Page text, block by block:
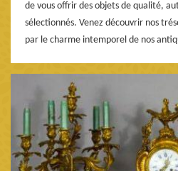
de vous offrir des objets de qualité,
sélectionnés. Venez découvrir nos
par le charme intemporel de nos